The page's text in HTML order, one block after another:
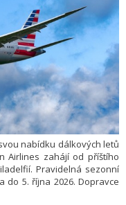
nabídku dálkových letů
Airlines zahájí od příštího
Pravidelná sezonní
do 5. října 2026. Dopravce